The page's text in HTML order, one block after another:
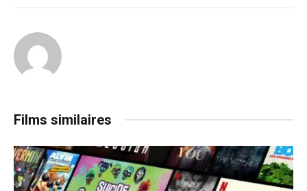
Films similaires